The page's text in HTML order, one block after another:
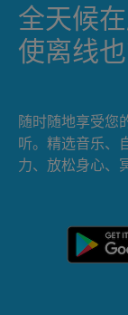
全天候
使离线
随时随地享受
听。精选音乐、
力、放松身心、